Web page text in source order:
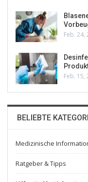
Feb. 24,
Feb. 15,
BELIEBTE
Medizinische
Ratgeber & Tipps